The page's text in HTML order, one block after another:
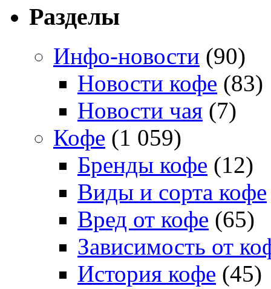
Разделы
Инфо-новости (90)
Новости кофе (83)
Новости чая (7)
Кофе (1 059)
Бренды кофе (12)
Виды и сорта кофе
Вред от кофе (65)
Зависимость от
История кофе (45)